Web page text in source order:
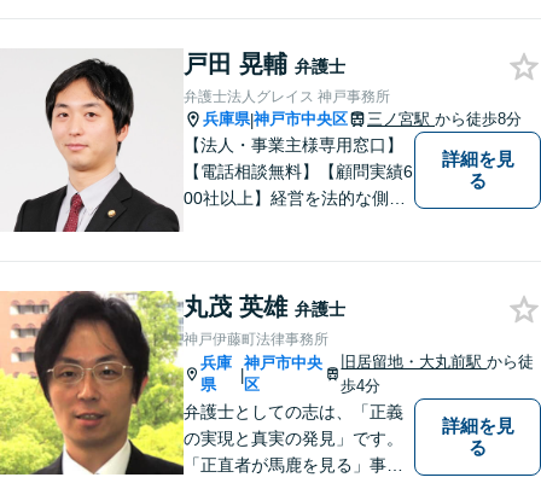
丁寧にお聞きし、最適な解決
策を迅速に提供することをお
約束します。【法テラス利用
可】
戸田 晃輔 弁護士
弁護士法人グレイス 神戸事務所
兵庫県|神戸市中央区 三ノ宮駅 から徒歩8分
【法人・事業主様専用窓口】
【電話相談無料】【顧問実績6
00社以上】経営を法的な側面
作成／リーガルチェック／債
権回収などもご相談ください
【オンライン面談可】【初回
相談無料】
詳細を見
る
丸茂 英雄 弁護士
神戸伊藤町法律事務所
兵庫
県
|
神戸市中央
区
旧居留地・大丸前駅から徒
歩4分
弁護士としての志は、「正義
の実現と真実の発見」です。
「正直者が馬鹿を見る」事は
詳細を見
る